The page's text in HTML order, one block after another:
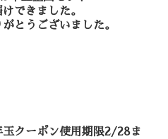
けできました。
がとうございました。
玉クーポン使用期限2/28ま